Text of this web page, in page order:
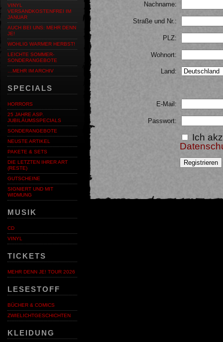
VINYL
VERSANDKOSTENFREI IM
JANUAR
AUCH BEI UNS: MEHR DENN
JE!
WOHLIG WARMER HERBST!
LEICHTE SOMMER-
SONDERANGEBOTE
…MEHR IM ARCHIV
SPECIALS
HORRORS
25 JAHRE ASP.
JUBILÄUMSSPECIALS
SONDERANGEBOTE
NEUSTE ARTIKEL
PAKETE & SETS
DIE LETZTEN IHRER ART
(RESTE)
GUTSCHEINE
SIGNIERT UND MIT
WIDMUNG
MUSIK
CD
VINYL
TICKETS
MEHR DENN JE! TOUR 2026
LESESTOFF
BÜCHER & COMICS
ZWIELICHTGESCHICHTEN
KLEIDUNG
Nachname:
Straße und Nr.:
PLZ:
Wohnort:
Land:
E-Mail:
Passwort:
Ich
Registrieren